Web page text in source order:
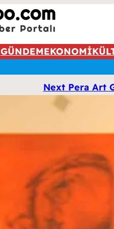
GÜNDEMEKONOMİ
Next Pera Art